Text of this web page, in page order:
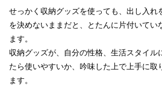
せっかく収納グッズを使っても、出し入れ
を決めないままだと、とたんに片付いてい
ます。
収納グッズが、自分の性格、生活スタイル
たら使いやすいか、吟味した上で上手に取
ます。